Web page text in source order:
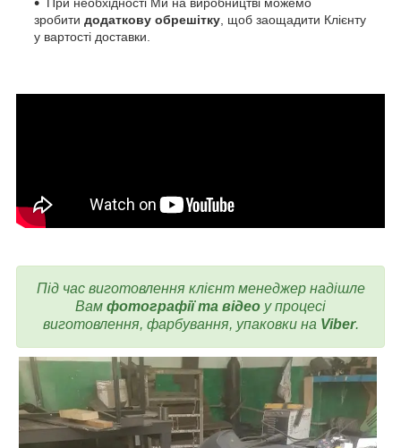
При необхідності Ми на виробництві можемо
зробити додаткову обрешітку, щоб заощадити Клієнту
у вартості доставки.
Під час виготовлення клієнт менеджер надішле
Вам фотографії та відео у процесі
виготовлення, фарбування, упаковки на Viber.